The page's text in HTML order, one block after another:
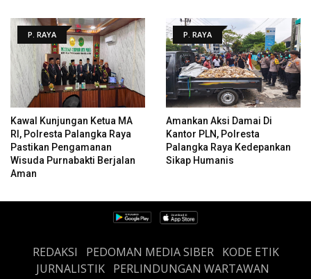
P. RAYA
Kawal Kunjungan Ketua MA
RI, Polresta Palangka Raya
Pastikan Pengamanan
Wisuda Purnabakti Berjalan
Aman
P. RAYA
Amankan Aksi Damai Di
Kantor PLN, Polresta
Palangka Raya Kedepankan
Sikap Humanis
REDAKSI PEDOMAN MEDIA SIBER
KODE ETIK
JURNALISTIK PERLINDUNGAN WARTAWAN